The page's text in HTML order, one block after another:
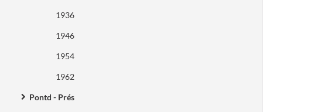
1936
1946
1954
1962
Pontd - Prés